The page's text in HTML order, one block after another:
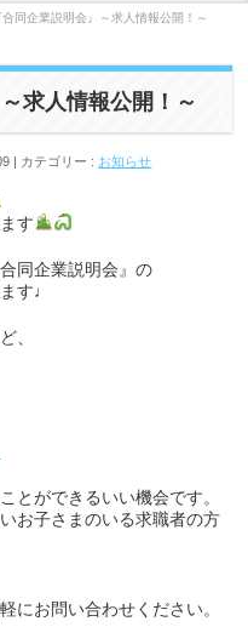
合同企業説明会』～求人情報公開！～
求人情報公開！～
カテゴリー : お知らせ
す
同企業説明会』の
す♩
、
とができるいい機会です。
お子さまのいる求職者の方
にお問い合わせください。